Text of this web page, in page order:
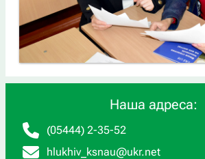
Наша адреса:
(05444) 2-35-52
hlukhiv_ksnau@ukr.net